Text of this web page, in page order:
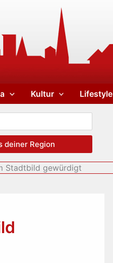
Kultur Lifestyle
deiner Region
Stadtbild gewürdigt